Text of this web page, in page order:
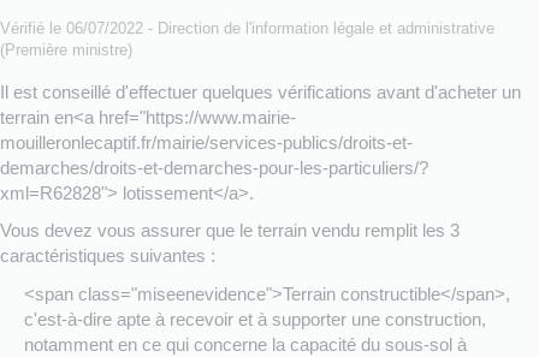
Vérifié le 06/07/2022 - Direction de l'information légale et administrative
(Première ministre)
Il est conseillé d'effectuer quelques vérifications avant d'acheter un
terrain en<a href="https://www.mairie-
mouilleronlecaptif.fr/mairie/services-publics/droits-et-
demarches/droits-et-demarches-pour-les-particuliers/?
xml=R62828"> lotissement</a>.
Vous devez vous assurer que le terrain vendu remplit les 3
caractéristiques suivantes :
<span class="miseenevidence">Terrain constructible</span>,
c'est-à-dire apte à recevoir et à supporter une construction,
notamment en ce qui concerne la capacité du sous-sol à